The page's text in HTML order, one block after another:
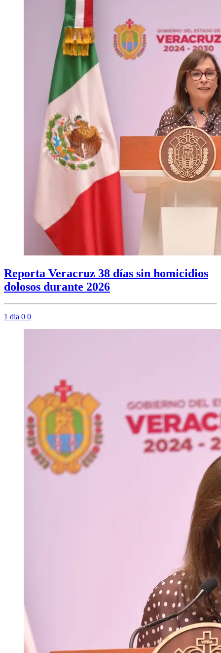
Reporta Veracruz 38 días sin homicidios
dolosos durante 2026
1 dia 0 0